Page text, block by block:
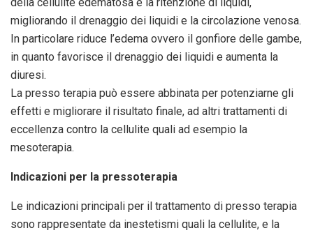
migliorando il drenaggio dei liquidi e la circolazione venosa.
In particolare riduce l’edema ovvero il gonfiore delle gambe,
in quanto favorisce il drenaggio dei liquidi e aumenta la
diuresi.
La presso terapia può essere abbinata per potenziarne gli
effetti e migliorare il risultato finale, ad altri trattamenti di
eccellenza contro la cellulite quali ad esempio la
mesoterapia.
Indicazioni per la pressoterapia
Le indicazioni principali per il trattamento di presso terapia
sono rappresentate da inestetismi quali la cellulite, e la